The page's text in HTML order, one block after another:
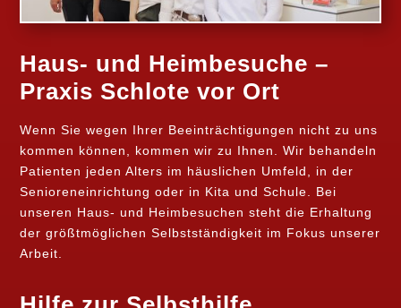
Haus- und Heimbesuche –
Praxis Schlote vor Ort
Wenn Sie wegen Ihrer Beeinträchtigungen nicht zu uns
kommen können, kommen wir zu Ihnen. Wir behandeln
Patienten jeden Alters im häuslichen Umfeld, in der
Senioreneinrichtung oder in Kita und Schule. Bei
unseren Haus- und Heimbesuchen steht die Erhaltung
der größtmöglichen Selbstständigkeit im Fokus unserer
Arbeit.